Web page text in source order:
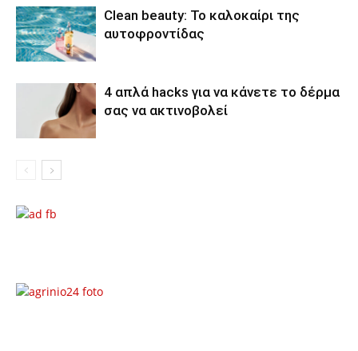
Clean beauty: Το καλοκαίρι της
αυτοφροντίδας
4 απλά hacks για να κάνετε το δέρμα
σας να ακτινοβολεί